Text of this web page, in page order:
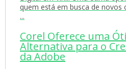
quem está em busca de novos
...
Corel Oferece uma
Alternativa para o
da Adobe